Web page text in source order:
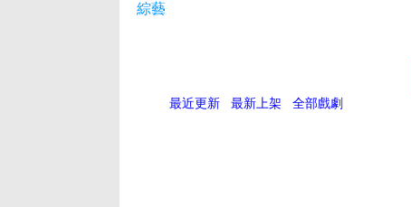
綜藝
最近更新 最新上架 全部戲劇